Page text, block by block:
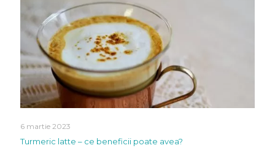
6 martie 2023
Turmeric latte – ce beneficii poate avea?